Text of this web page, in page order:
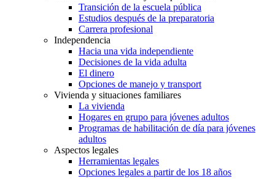
Transición de la escuela pública
Estudios después de la preparatoria
Carrera profesional
Independencia
Hacia una vida independiente
Decisiones de la vida adulta
El dinero
Opciones de manejo y transport
Vivienda y situaciones familiares
La vivienda
Hogares en grupo para jóvenes adultos
Programas de habilitación de día para jóvenes
adultos
Aspectos legales
Herramientas legales
Opciones legales a partir de los 18 años